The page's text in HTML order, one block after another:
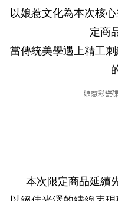
以娘惹文化為本次核
定商
當傳統美學遇上精工
娘惹彩瓷
本次限定商品延續